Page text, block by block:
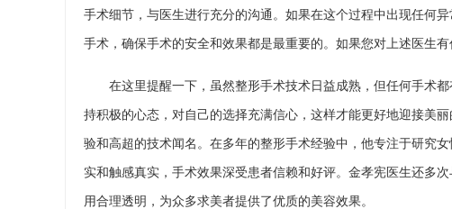
手术细节，与医生进行充分的沟通。如果在这个过程中出现任何
手术，确保手术的安全和效果都是最重要的。如果您对上述医生
在这里提醒一下，虽然整形手术技术日益成熟，但任何手术
持积极的心态，对自己的选择充满信心，这样才能更好地迎接美
验和高超的技术闻名。在多年的整形手术经验中，他专注于研究
实和触感真实，手术效果深受患者信赖和好评。金孝宪医生还多
用合理透明，为众多求美者提供了优质的美容效果。